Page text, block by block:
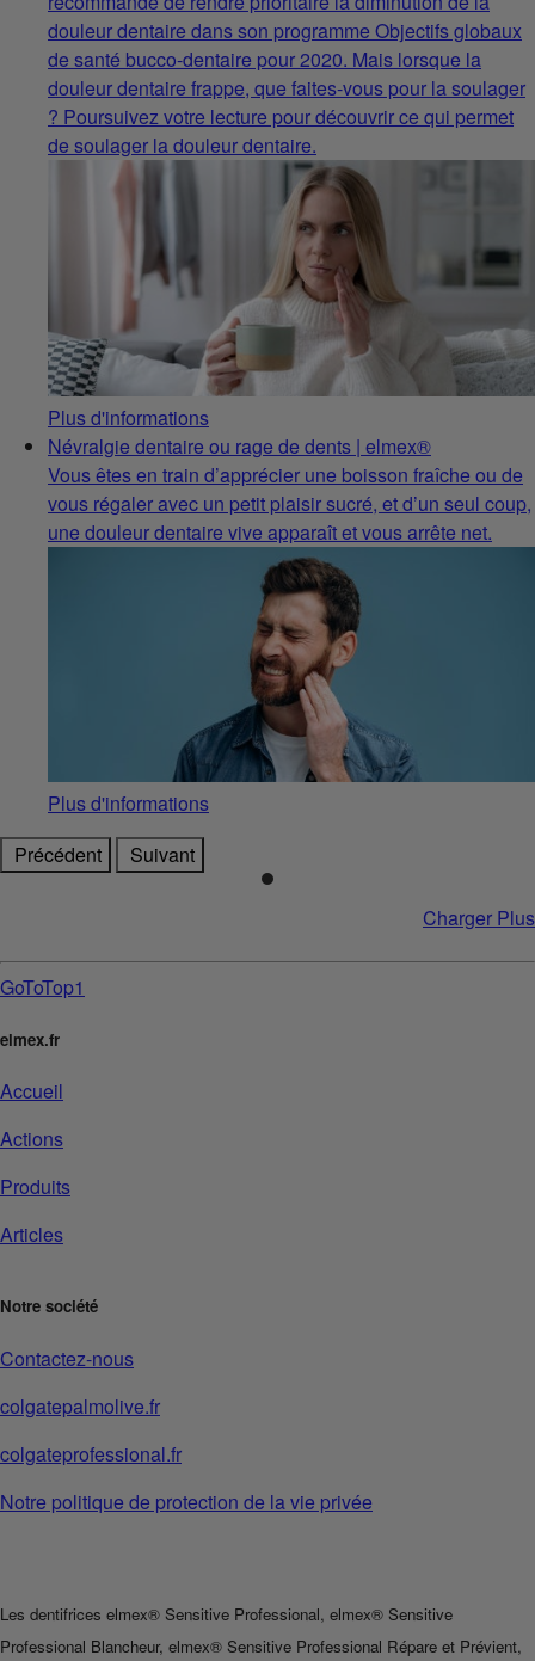
douleur dentaire dans son programme Objectifs globaux
de santé bucco-dentaire pour 2020. Mais lorsque la
douleur dentaire frappe, que faites-vous pour la soulager
? Poursuivez votre lecture pour découvrir ce qui permet
de soulager la douleur dentaire.
Plus d'informations
Névralgie dentaire ou rage de dents | elmex®
Vous êtes en train d’apprécier une boisson fraîche ou de
vous régaler avec un petit plaisir sucré, et d’un seul coup,
une douleur dentaire vive apparaît et vous arrête net.
Plus d'informations
Précédent
Suivant
Charger Plus
GoToTop1
elmex.fr
Accueil
Actions
Produits
Articles
Notre société
Contactez-nous
colgatepalmolive.fr
colgateprofessional.fr
Notre politique de protection de la vie privée
Les dentifrices elmex® Sensitive Professional, elmex® Sensitive
Professional Blancheur, elmex® Sensitive Professional Répare et Prévient,